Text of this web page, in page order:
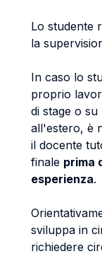
Lo studente
la
In caso lo
proprio
di stage o
all'estero, è
il docente
finale prima
esperienza.
sviluppa in
richiedere